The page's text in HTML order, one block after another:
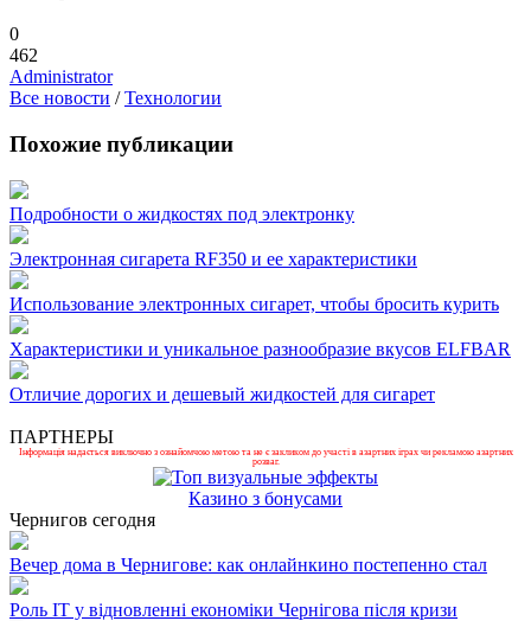
0
462
Administrator
Все новости /Технологии
Похожие публикации
Подробности о жидкостях под электронку
Электронная сигарета RF350 и ее характеристики
Использование электронных сигарет, чтобы бросить курить
Характеристики и уникальное разнообразие вкусов ELFBAR
Отличие дорогих и дешевый жидкостей для сигарет
ПАРТНЕРЫ
Інформація надається виключно з ознайомчою метою та не є закликом до участі в азартних іграх чи рекламою азартних
розваг.
Казино з бонусами
Чернигов сегодня
Вечер дома в Чернигове: как онлайнкино постепенно стал
Роль ІТ у відновленні економіки Чернігова після кризи